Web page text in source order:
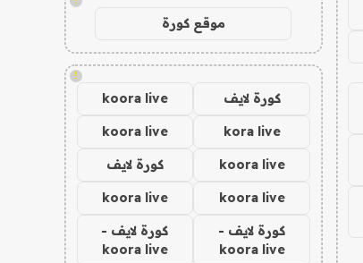
موقع كورة
!
كورة لايف koora live
kora live
koora live
koora live كورة لايف
koora live
koora live
كورة لايف -
koora live
كورة لايف -
koora live